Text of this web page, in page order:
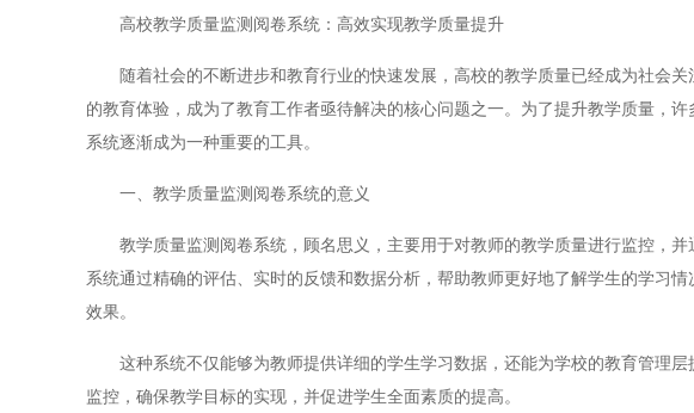
高校教学质量监测阅卷系统：高效实现教学质量提升
随着社会的不断进步和教育行业的快速发展，高校的教学质量已经成为社会关
的教育体验，成为了教育工作者亟待解决的核心问题之一。为了提升教学质量，
系统逐渐成为一种重要的工具。
一、教学质量监测阅卷系统的意义
教学质量监测阅卷系统，顾名思义，主要用于对教师的教学质量进行监控，并
系统通过精确的评估、实时的反馈和数据分析，帮助教师更好地了解学生的学习
效果。
这种系统不仅能够为教师提供详细的学生学习数据，还能为学校的教育管理层
监控，确保教学目标的实现，并促进学生全面素质的提高。